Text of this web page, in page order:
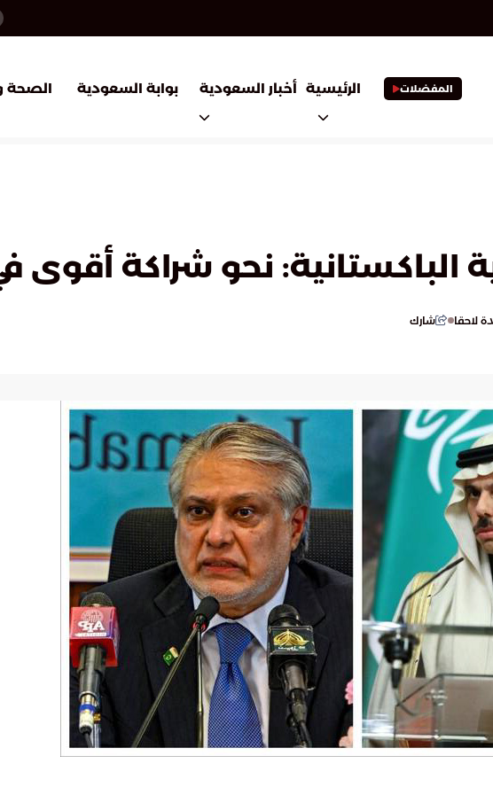
المفضلات الرئيسية أخبار السعودية بوابة السعودية الصحة
الباكستانية: نحو شراكة أقوى
لاحقا شارك